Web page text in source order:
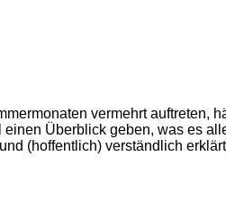
vermehrt auftreten,
Überblick geben, was es
(hoffentlich) verständlich